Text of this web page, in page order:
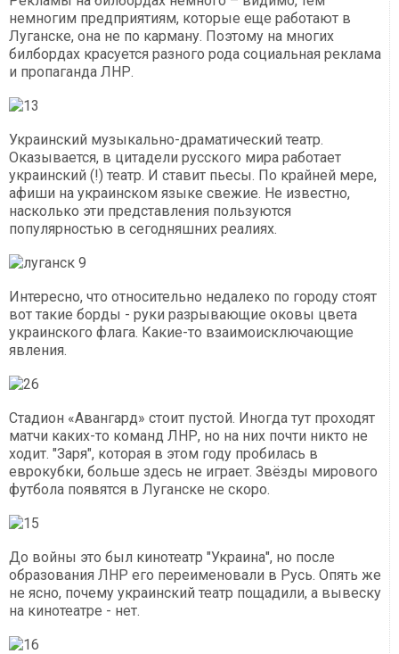
немногим предприятиям, которые еще работают в
Луганске, она не по карману. Поэтому на многих
билбордах красуется разного рода социальная реклама
и пропаганда ЛНР.
Украинский музыкально-драматический театр.
Оказывается, в цитадели русского мира работает
украинский (!) театр. И ставит пьесы. По крайней мере,
афиши на украинском языке свежие. Не известно,
насколько эти представления пользуются
популярностью в сегодняшних реалиях.
Интересно, что относительно недалеко по городу стоят
вот такие борды - руки разрывающие оковы цвета
украинского флага. Какие-то взаимоисключающие
явления.
Стадион «Авангард» стоит пустой. Иногда тут проходят
матчи каких-то команд ЛНР, но на них почти никто не
ходит. "Заря", которая в этом году пробилась в
еврокубки, больше здесь не играет. Звёзды мирового
футбола появятся в Луганске не скоро.
До войны это был кинотеатр "Украина", но после
образования ЛНР его переименовали в Русь. Опять же
не ясно, почему украинский театр пощадили, а вывеску
на кинотеатре - нет.